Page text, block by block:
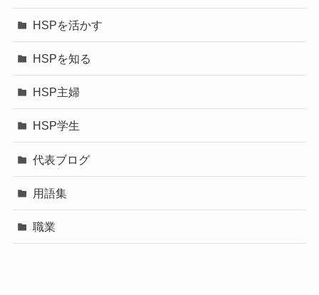
HSPを活かす
HSPを知る
HSP主婦
HSP学生
代表ブログ
用語集
職業